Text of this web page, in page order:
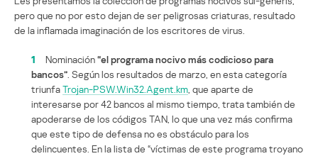
pero que no por esto dejan de ser peligrosas criaturas, resultado
de la inflamada imaginación de los escritores de virus.
1 Nominación“el programa nocivo más codicioso para
bancos” . Según los resultados de marzo, en esta categoría
triunfaTrojan-PSW.Win32.Agent.km , que aparte de
interesarse por 42 bancos al mismo tiempo, trata también de
apoderarse de los códigos TAN, lo que una vez más confirma
que este tipo de defensa no es obstáculo para los
delincuentes. En la lista de “víctimas de este programa troyano